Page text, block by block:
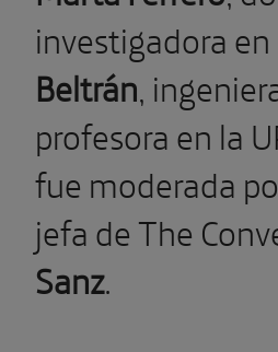
investigadora en
Beltrán,
profesora en la
fue moderada
jefa de The
Sanz.